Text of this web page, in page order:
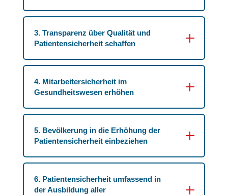
3. Transparenz über Qualität und
Patientensicherheit schaffen
4. Mitarbeitersicherheit im
Gesundheitswesen erhöhen
5. Bevölkerung in die Erhöhung der
Patientensicherheit einbeziehen
6. Patientensicherheit umfassend in
der Ausbildung aller